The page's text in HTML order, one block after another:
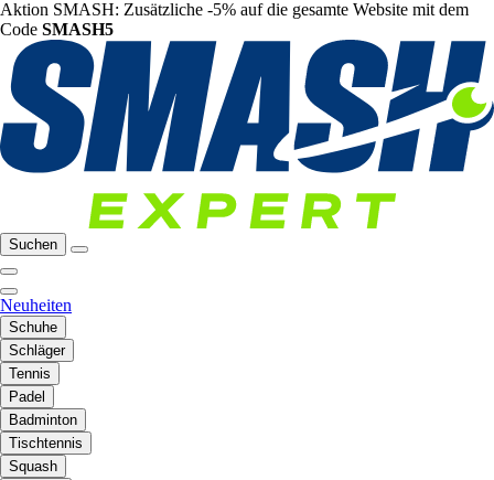
Aktion SMASH: Zusätzliche -5% auf die gesamte Website mit dem
Code SMASH5
Suchen
Neuheiten
Schuhe
Schläger
Tennis
Padel
Badminton
Tischtennis
Squash